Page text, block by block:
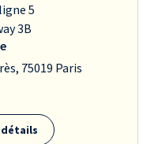
5
3B
75019 Paris